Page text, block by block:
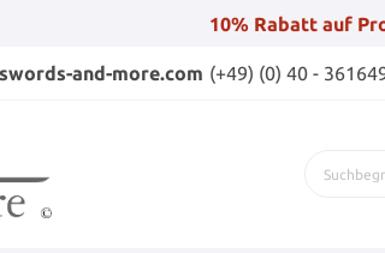
10% Rabatt auf
and-more.com (+49) (0) 40 -